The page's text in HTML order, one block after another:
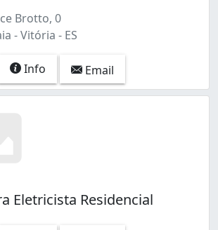
Brotto, 0
- Vitória - ES
Info Email
Eletricista Residencial